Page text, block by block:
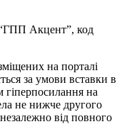
Акцент”, код
на порталі
за умови вставки в
гіперпосилання на
не нижче другого
від повного